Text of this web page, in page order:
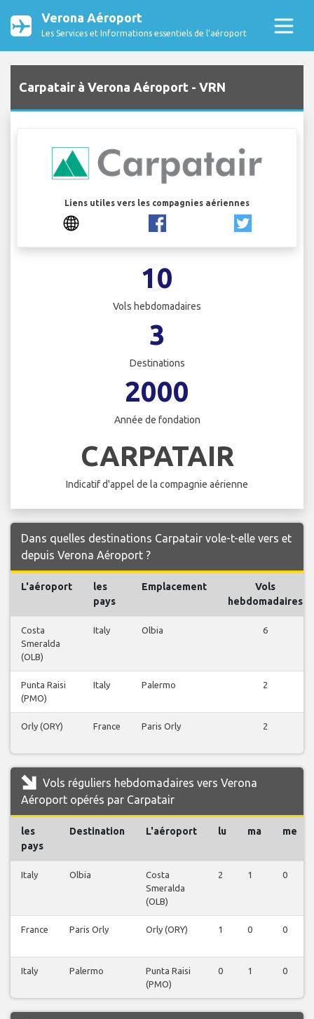
Verona Aéroport
Les Services et Informations essentiels de l’aéroport
Carpatair à Verona Aéroport - VRN
Liens utiles vers les compagnies aériennes
10
Vols hebdomadaires
3
Destinations
2000
Année de fondation
CARPATAIR
Indicatif d'appel de la compagnie aérienne
Dans quelles destinations Carpatair vole-t-elle vers et
depuis Verona Aéroport ?
L'aéroport
les
pays
Emplacement
Vols
hebdomadaires
Costa
Smeralda
(OLB)
Italy Olbia 6
Punta Raisi
(PMO)
Italy Palermo 2
Orly (ORY) France Paris Orly 2
Vols réguliers hebdomadaires vers Verona
Aéroport opérés par Carpatair
les
pays
Destination L'aéroport lu ma me
Italy Olbia
Costa
Smeralda
(OLB)
2 1 0
France Paris Orly Orly (ORY) 1 0 0
Italy Palermo
Punta Raisi
(PMO)
0 1 0